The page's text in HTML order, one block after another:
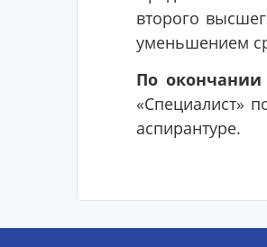
второго
уменьшением
По окончании
«Специалист»
аспирантуре.